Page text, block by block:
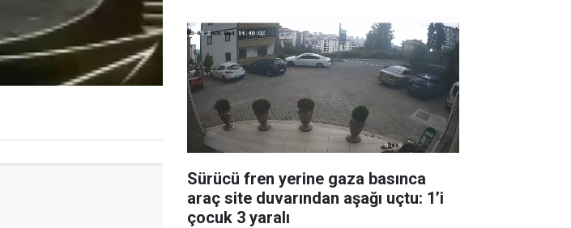
Sürücü fren yerine gaza basınca
araç site duvarından aşağı uçtu: 1’i
çocuk 3 yaralı